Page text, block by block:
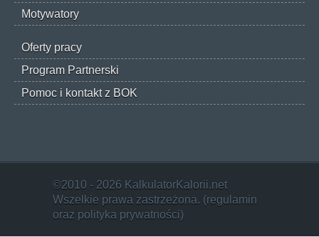
Motywatory
Oferty pracy
Program Partnerski
Pomoc i kontakt z BOK
©2010 - 2026 KalkulatorKalorii.net
Wszelkie prawa zastrzeżona. (regulamin
oraz polityka prywatności)